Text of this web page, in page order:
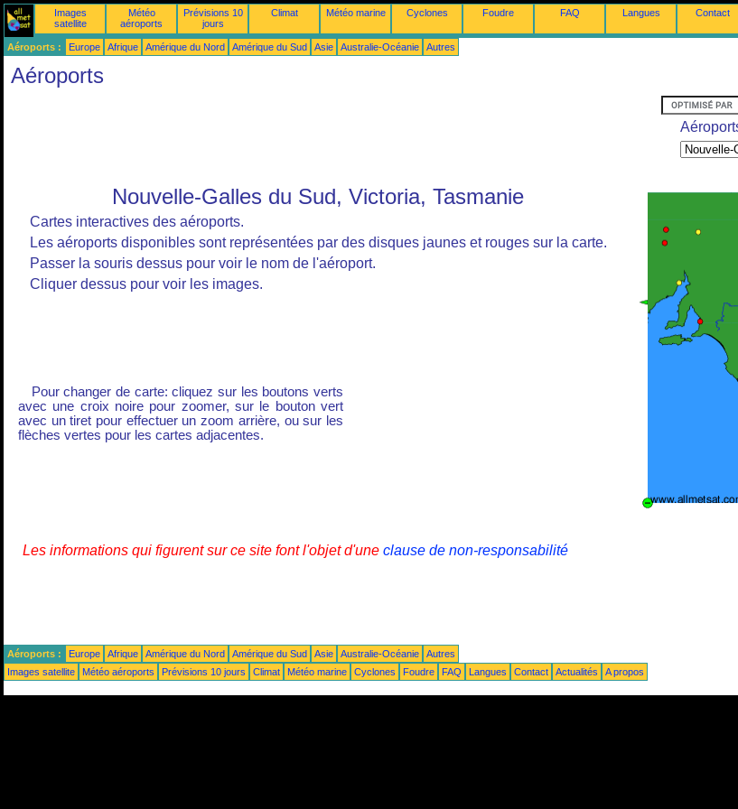
Images
satellite
Météo
aéroports
Prévisions 10
jours
Climat Météo marine Cyclones Foudre FAQ Langues Contact
Aéroports : Europe Afrique Amérique du Nord Amérique du Sud Asie Australie-Océanie Autres
Aéroports
Nouvelle-Galles du Sud, Victoria, Tasmanie
Cartes interactives des aéroports.
Les aéroports disponibles sont représentées par des disques jaunes et rouges sur la carte.
Passer la souris dessus pour voir le nom de l'aéroport.
Cliquer dessus pour voir les images.
Pour changer de carte: cliquez sur les boutons verts
avec une croix noire pour zoomer, sur le bouton vert
avec un tiret pour effectuer un zoom arrière, ou sur les
flèches vertes pour les cartes adjacentes.
Les informations qui figurent sur ce site font l'objet d'une clause de non-responsabilité
Aéroports : Europe Afrique Amérique du Nord Amérique du Sud Asie Australie-Océanie
Autres
Images satellite
Météo aéroports Prévisions 10 jours Climat Météo marine Cyclones Foudre FAQ Langues Contact Actualités A propos